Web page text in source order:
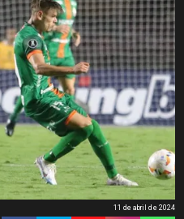
11 de abril de 2024